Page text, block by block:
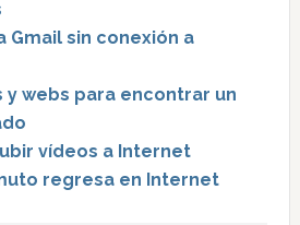
Gmail sin conexión a
y webs para encontrar un
vídeos a Internet
regresa en Internet